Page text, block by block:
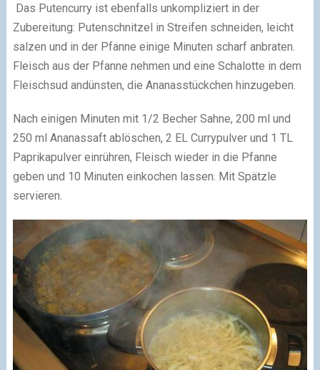
Das Putencurry ist ebenfalls unkompliziert in der
Zubereitung: Putenschnitzel in Streifen schneiden, leicht
salzen und in der Pfanne einige Minuten scharf anbraten.
Fleisch aus der Pfanne nehmen und eine Schalotte in dem
Fleischsud andünsten, die Ananasstückchen hinzugeben.
Nach einigen Minuten mit 1/2 Becher Sahne, 200 ml und
250 ml Ananassaft ablöschen, 2 EL Currypulver und 1 TL
Paprikapulver einrühren, Fleisch wieder in die Pfanne
geben und 10 Minuten einkochen lassen. Mit Spätzle
servieren.